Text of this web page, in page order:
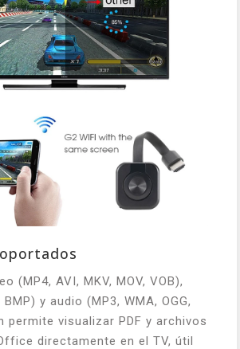
(MP4, AVI, MKV, MOV, VOB),
y audio (MP3, WMA, OGG,
permite visualizar PDF y archivos
directamente en el TV, útil